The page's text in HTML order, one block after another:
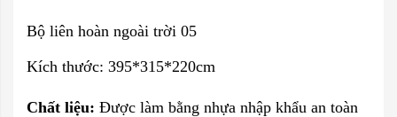
Bộ liên hoàn ngoài trời 05
Kích thước: 395*315*220cm
Chất liệu: Được làm bằng nhựa nhập khẩu an toàn